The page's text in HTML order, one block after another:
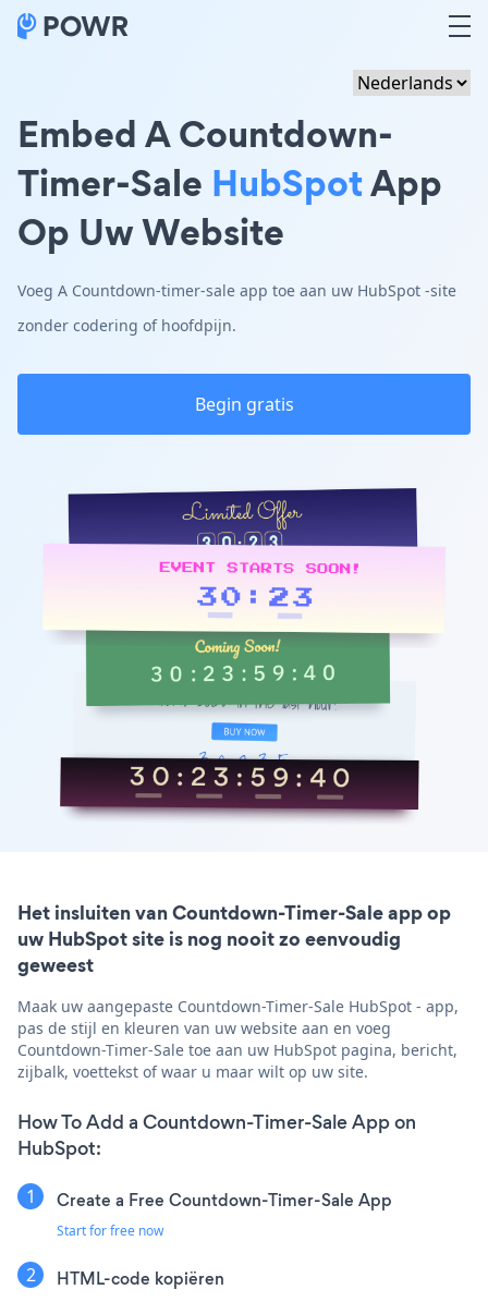
Embed A Countdown-
Timer-Sale HubSpotApp
Op Uw Website
Voeg A Countdown-timer-sale app toe aan uw HubSpot -site
zonder codering of hoofdpijn.
Begin gratis
Het insluiten van Countdown-Timer-Sale app op
uw HubSpot site is nog nooit zo eenvoudig
geweest
Maak uw aangepaste Countdown-Timer-Sale HubSpot - app,
pas de stijl en kleuren van uw website aan en voeg
Countdown-Timer-Sale toe aan uw HubSpot pagina, bericht,
zijbalk, voettekst of waar u maar wilt op uw site.
How To Add a Countdown-Timer-Sale App on
HubSpot:
Create a Free Countdown-Timer-Sale App
Start for free now
HTML-code kopiëren